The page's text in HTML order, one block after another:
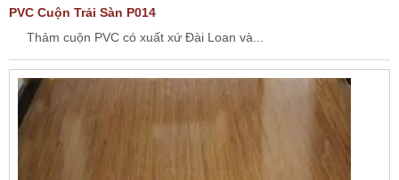
PVC Cuộn Trải Sàn P014
Thảm cuộn PVC có xuất xứ Đài Loan và...